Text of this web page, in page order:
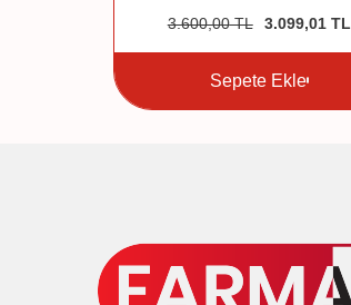
3.600,00TL 3.099,01TL
Sepete Ekle